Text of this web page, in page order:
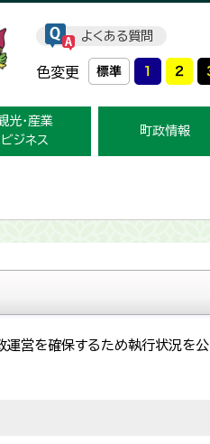
よくある質問
色変更
光・産業
ビジネス
町政情報
運営を確保するため執行状況を公